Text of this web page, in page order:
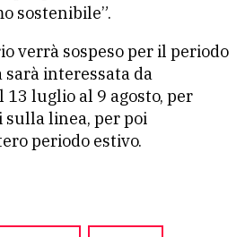
sostenibile”.
verrà sospeso per il periodo
interessata da
luglio al 9 agosto, per
linea, per poi
periodo estivo.